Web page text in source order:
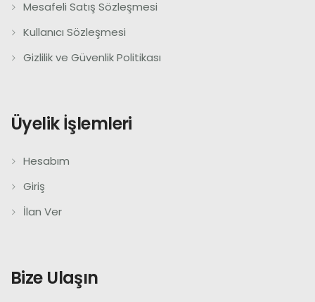
Mesafeli Satış Sözleşmesi
Kullanıcı Sözleşmesi
Gizlilik ve Güvenlik Politikası
Üyelik İşlemleri
Hesabım
Giriş
İlan Ver
Bize Ulaşın